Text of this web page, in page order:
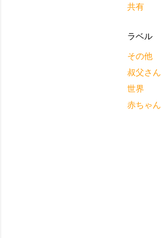
共有
ラベル
その他
叔父さん
世界
赤ちゃん